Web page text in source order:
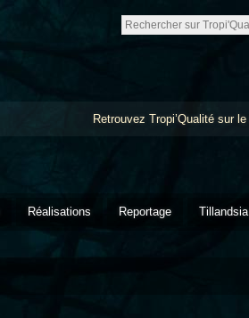
Retrouvez Tropi’Qualité sur le
Réalisations Reportage Tillandsia